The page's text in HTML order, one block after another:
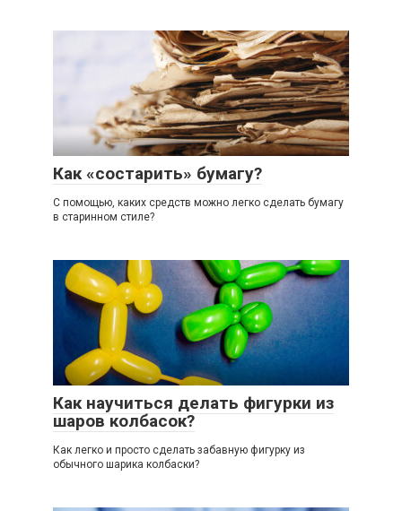
Как «состарить» бумагу?
С помощью, каких средств можно легко сделать бумагу
в старинном стиле?
Как научиться делать фигурки из
шаров колбасок?
Как легко и просто сделать забавную фигурку из
обычного шарика колбаски?